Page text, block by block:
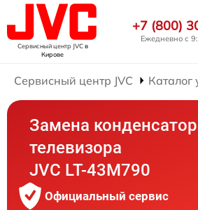
Сервисный центр JVCв
Кирове
+7 (800)
Ежедневно с
Сервисный центр JVC Каталог
Замена
телевизора
JVC LT-43M790
Официальный сервис